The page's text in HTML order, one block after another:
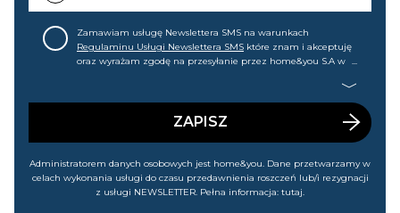
Zamawiam usługę Newslettera SMS na warunkach
Regulaminu Usługi Newslettera SMS które znam i akceptuję
oraz wyrażam zgodę na przesyłanie przez home&you S.A w
wyprzedażach). Wiem, że mogę tę zgodę w każdej chwili
ZAPISZ
Administratorem danych osobowych jest home&you. Dane przetwarzamy w
celach wykonania usługi do czasu przedawnienia roszczeń lub/i rezygnacji
z usługi NEWSLETTER. Pełna informacja: tutaj.